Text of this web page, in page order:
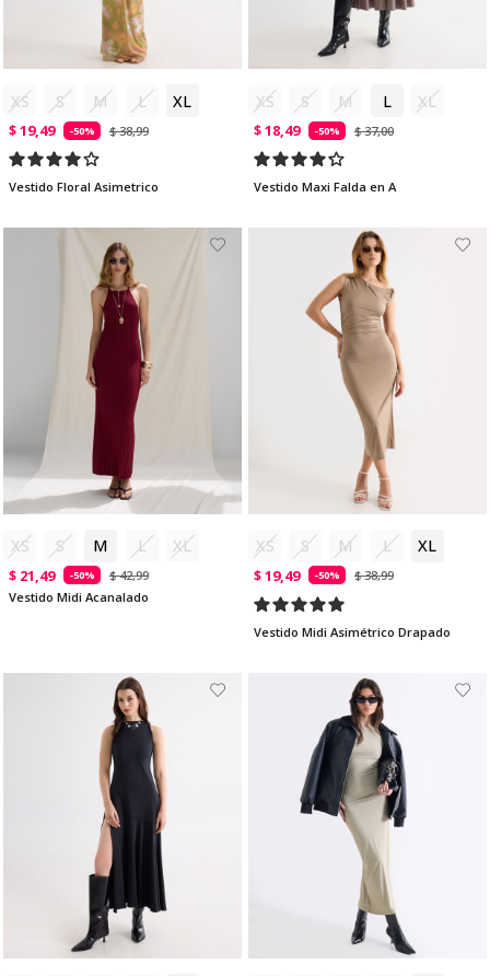
XS S M L XL
$ 19,49 -50% $ 38,99
Vestido Floral Asimetrico
XS S M L XL
$ 18,49 -50% $ 37,00
Vestido Maxi Falda en A
XS S M L XL
$ 21,49 -50%
$ 42,99
Vestido Midi Acanalado
XS S M L XL
$ 19,49 -50% $ 38,99
Vestido Midi Asimétrico Drapado